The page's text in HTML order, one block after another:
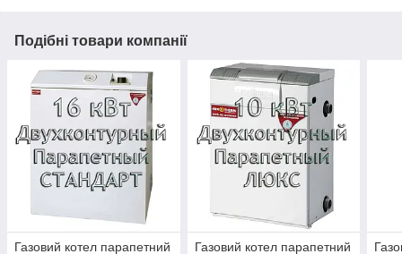
Подібні товари компанії
Газовий котел парапетний
Газовий котел парапетний